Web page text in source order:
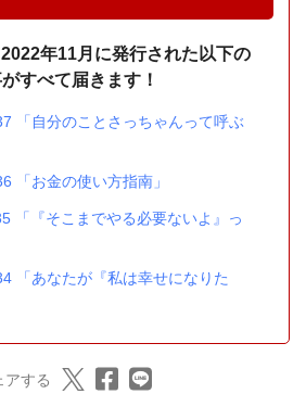
年11月に発行された以下の
すべて届きます！
「自分のことさっちゃんって呼ぶ
「お金の使い方指南」
「『そこまでやる必要ないよ』っ
「あなたが『私は幸せになりた
アする